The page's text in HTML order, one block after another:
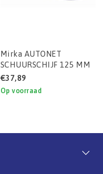
Mirka AUTONET
SCHUURSCHIJF 125 MM
P500 (DOOS) 50STUKS
€37,89
Op voorraad